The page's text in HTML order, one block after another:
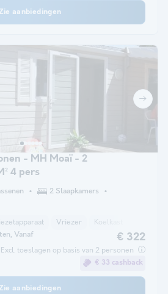
aanbiedingen
- MH Moaï - 2
4 pers
2 Slaapkamers
Vriezer Koelkast
Vanaf € 322
Excl. toeslagen op basis van 2 personen
€ 33 cashback
aanbiedingen